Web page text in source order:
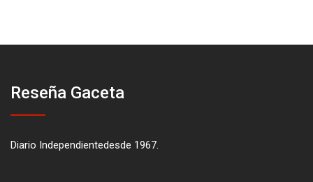
Reseña Gaceta
Diario Independientedesde 1967.